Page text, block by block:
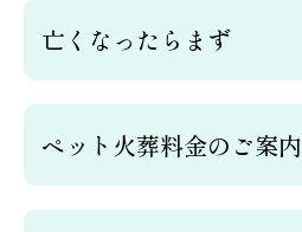
亡くなったらまず
ペット火葬料金のご案内